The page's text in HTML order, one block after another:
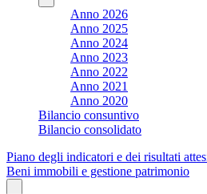
Anno 2026
Anno 2025
Anno 2024
Anno 2023
Anno 2022
Anno 2021
Anno 2020
Bilancio consuntivo
Bilancio consolidato
Piano degli indicatori e dei risultati
Beni immobili e gestione patrimonio